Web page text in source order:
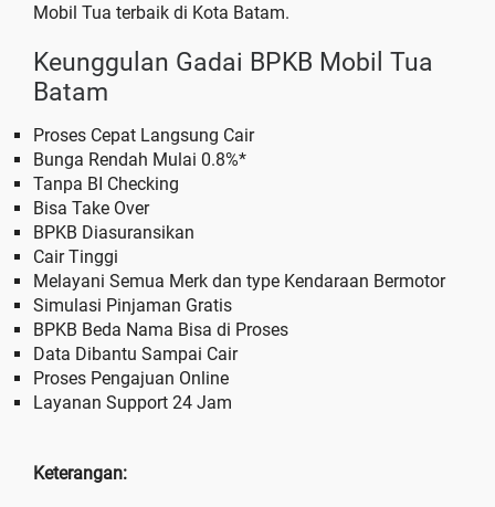
Mobil Tua terbaik di Kota Batam.
Keunggulan Gadai BPKB Mobil Tua
Batam
Proses Cepat Langsung Cair
Bunga Rendah Mulai 0.8%*
Tanpa BI Checking
Bisa Take Over
BPKB Diasuransikan
Cair Tinggi
Melayani Semua Merk dan type Kendaraan Bermotor
Simulasi Pinjaman Gratis
BPKB Beda Nama Bisa di Proses
Data Dibantu Sampai Cair
Proses Pengajuan Online
Layanan Support 24 Jam
Keterangan: